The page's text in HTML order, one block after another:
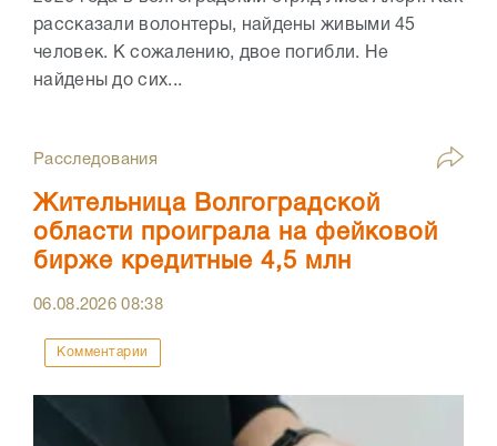
рассказали волонтеры, найдены живыми 45
человек. К сожалению, двое погибли. Не
найдены до сих...
Расследования
Жительница Волгоградской
области проиграла на фейковой
бирже кредитные 4,5 млн
06.08.202608:38
Комментарии